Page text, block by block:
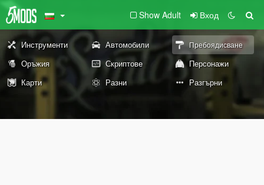
Show Adult Вход
Инструменти Автомобили Пребоядисване
Оръжия Скриптове
Персонажи
Карти
Разни Разгърни